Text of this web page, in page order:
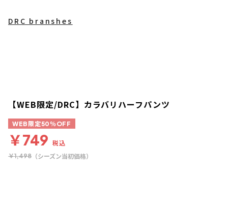
DRC branshes
【WEB限定/DRC】カラバリハーフパンツ
WEB限定50％OFF
￥749 税込
￥1,498 （シーズン当初価格）